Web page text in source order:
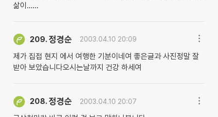
삶이......
209.정경순 2003.04.10 20:09
제가 집접 현지 에서 여행한 기분이네여 좋은글과 사진정말 잘
받아 보았습니다오시는날까지 건강 하세여
208.정경순 2003.04.10 20:07